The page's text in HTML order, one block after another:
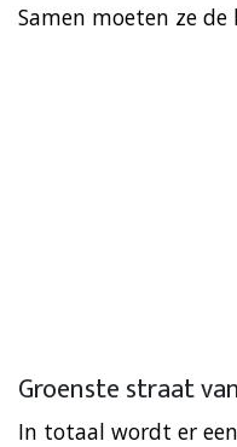
Samen moeten ze de
Groenste straat
In totaal wordt er